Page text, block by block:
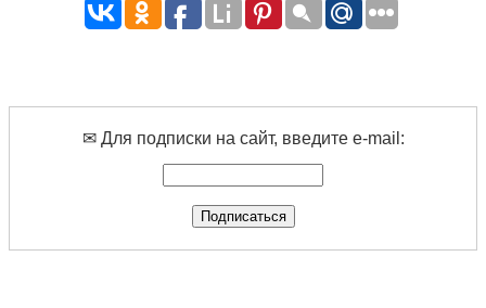
✉ Для подписки на сайт, введите e-mail: